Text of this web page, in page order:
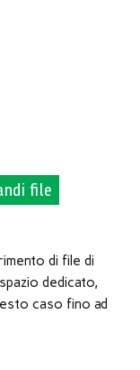
file
di file di
dedicato,
caso fino ad